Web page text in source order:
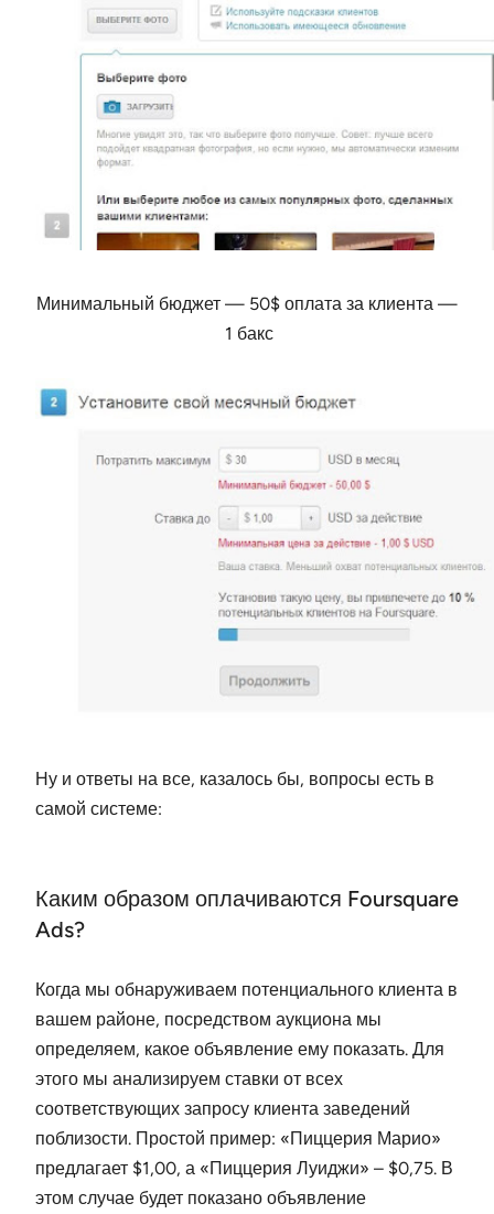
Минимальный бюджет — 50$ оплата за клиента —
1 бакс
Ну и ответы на все, казалось бы, вопросы есть в
самой системе:
Каким образом оплачиваются Foursquare
Ads?
Когда мы обнаруживаем потенциального клиента в
вашем районе, посредством аукциона мы
определяем, какое объявление ему показать. Для
этого мы анализируем ставки от всех
соответствующих запросу клиента заведений
поблизости. Простой пример: «Пиццерия Марио»
предлагает $1,00, а «Пиццерия Луиджи» – $0,75. В
этом случае будет показано объявление